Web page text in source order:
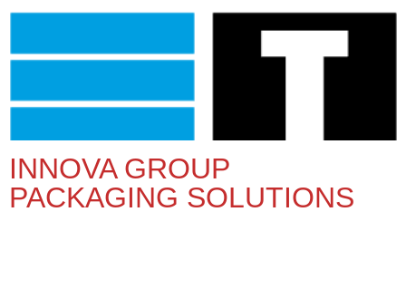
INNOVA GROUP
PACKAGING SOLUTIONS